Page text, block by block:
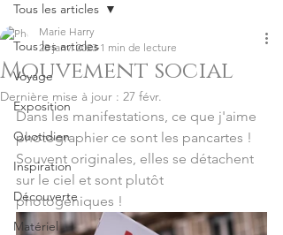
Tous les articles
Voyage
Exposition
Quotidien
Inspiration
Découverte
Matériel
Tous les articles
Mouvement social
Marie Harry
28 janv. 2023 1 min de lecture
Dernière mise à jour : 27 févr.
Dans les manifestations, ce que j'aime
photographier ce sont les pancartes !
Souvent originales, elles se détachent
sur le ciel et sont plutôt
photogéniques !